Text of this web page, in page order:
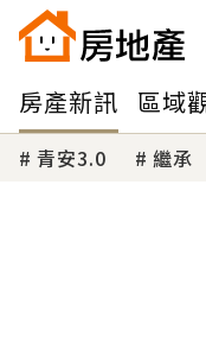
房產新訊 區域
青安3.0 繼承